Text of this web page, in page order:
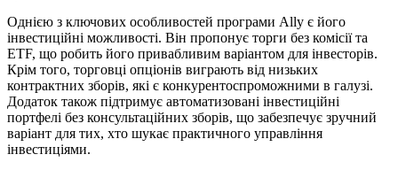
Однією з ключових особливостей програми Ally є його
інвестиційні можливості. Він пропонує торги без комісії та
ETF, що робить його привабливим варіантом для інвесторів.
Крім того, торговці опціонів виграють від низьких
контрактних зборів, які є конкурентоспроможними в галузі.
Додаток також підтримує автоматизовані інвестиційні
портфелі без консультаційних зборів, що забезпечує зручний
варіант для тих, хто шукає практичного управління
інвестиціями.